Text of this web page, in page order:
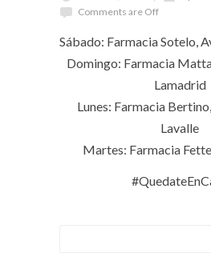
Comments are Off
Sábado: Farmacia Sotelo,
Domingo: Farmacia
Lamadrid
Lunes: Farmacia
Lavalle
Martes: Farmacia